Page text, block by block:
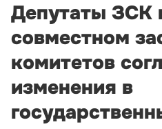
Депутаты ЗСК
совместном
комитетов
изменения в